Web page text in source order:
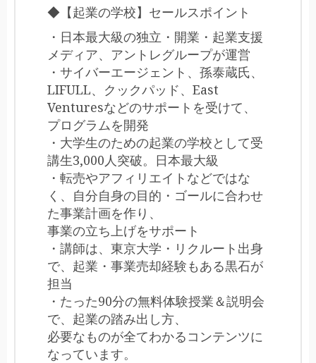
◆【起業の学校】セールスポイント
・日本最大級の独立・開業・起業支援
メディア、アントレグループが運営
・サイバーエージェント、孫泰蔵氏、
LIFULL、クックパッド、East
Venturesなどのサポートを受けて、
プログラムを開発
・大学生のための起業の学校として受
講生3,000人突破。日本最大級
・転売やアフィリエイトなどではな
く、自分自身の目的・ゴールに合わせ
た事業計画を作り、
事業の立ち上げをサポート
・講師は、東京大学・リクルート出身
で、起業・事業売却経験もある黒石が
担当
・たった90分の無料体験授業＆説明会
で、起業の踏み出し方、
必要なものが全てわかるコンテンツに
なっています。